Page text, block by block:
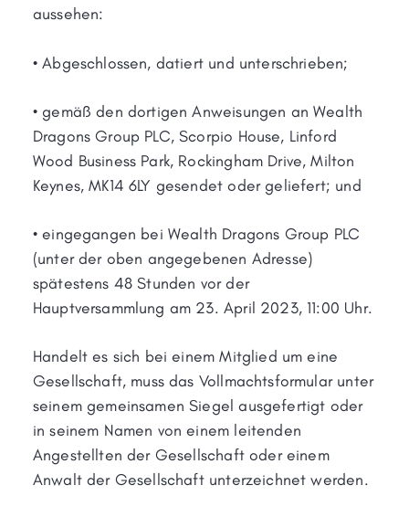
aussehen:
• Abgeschlossen, datiert und unterschrieben;
• gemäß den dortigen Anweisungen an Wealth
Dragons Group PLC, Scorpio House, Linford
Wood Business Park, Rockingham Drive, Milton
Keynes, MK14 6LY gesendet oder geliefert; und
• eingegangen bei Wealth Dragons Group PLC
(unter der oben angegebenen Adresse)
spätestens 48 Stunden vor der
Hauptversammlung am 23. April 2023, 11:00 Uhr.
Handelt es sich bei einem Mitglied um eine
Gesellschaft, muss das Vollmachtsformular unter
seinem gemeinsamen Siegel ausgefertigt oder
in seinem Namen von einem leitenden
Angestellten der Gesellschaft oder einem
Anwalt der Gesellschaft unterzeichnet werden.